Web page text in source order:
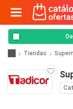
Tiendas